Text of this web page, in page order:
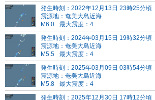
発生時刻：2022年12月13日 23時25分頃
震源地：奄美大島近海
M6.0
最大震度：4
発生時刻：2024年03月15日 19時32分頃
震源地：奄美大島近海
M5.5
最大震度：4
発生時刻：2025年03月09日 03時54分頃
震源地：奄美大島近海
M5.8
最大震度：4
発生時刻：2025年12月30日 17時12分頃